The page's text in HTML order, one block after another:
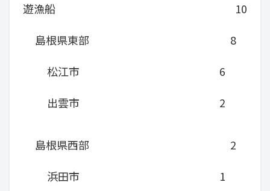
遊漁船
10
島根県東部
8
松江市
6
出雲市
2
島根県西部
2
浜田市
1